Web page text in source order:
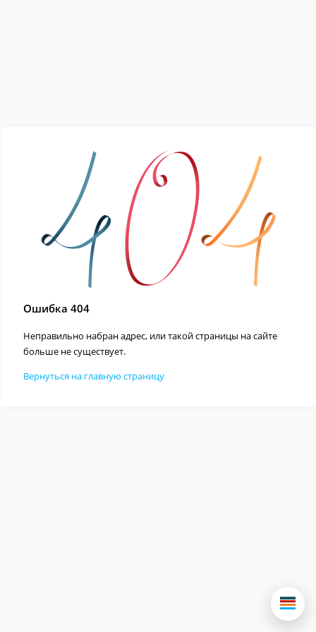
Ошибка 404
Неправильно набран адрес, или такой страницы на сайте
больше не существует.
Вернуться на главную страницу